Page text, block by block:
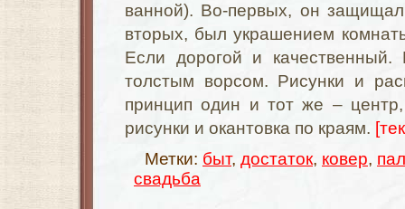
ванной). Во-первых, он
вторых, был украшением
Если дорогой и
толстым ворсом. Рисунки и
принцип один и тот же –
рисунки и окантовка по краям.
Метки: быт, достаток, ковер,
свадьба